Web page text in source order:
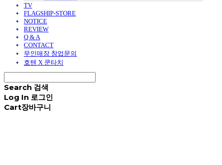
TV
FLAGSHIP-STORE
NOTICE
REVIEW
Q & A
CONTACT
무인매장 창업문의
호텐 X 쿤타치
Search 검색
Log In 로그인
Cart장바구니